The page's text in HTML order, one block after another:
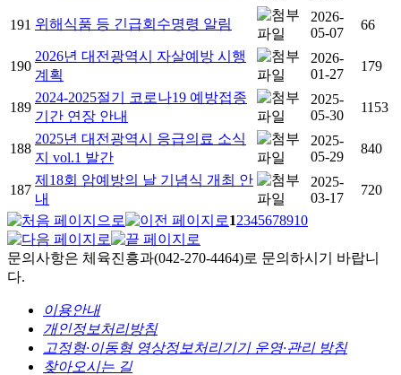
191 위해식품 등 긴급회수명령 알림
2026-
05-07
66
190
2026년 대전광역시 자살예방 시행
계획
2026-
01-27
179
189
2024-2025절기 코로나19 예방접종
기간 연장 안내
2025-
05-30
1153
188
2025년 대전광역시 응급의료 소식
지 vol.1 발간
2025-
05-29
840
187
제18회 암예방의 날 기념식 개최 안
내
2025-
03-17
720
12345678910
문의사항은 체육진흥과(042-270-4464)로 문의하시기 바랍니
다.
이용안내
개인정보처리방침
고정형·이동형 영상정보처리기기 운영·관리 방침
찾아오시는 길